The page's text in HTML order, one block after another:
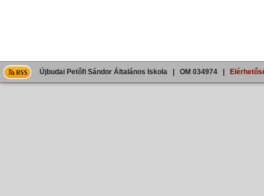
Újbudai Petőfi Sándor Általános Iskola | OM 034974 |